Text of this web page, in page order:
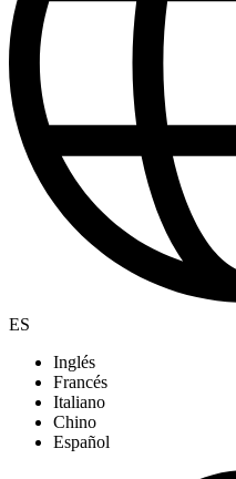
ES
Inglés
Francés
Italiano
Chino
Español